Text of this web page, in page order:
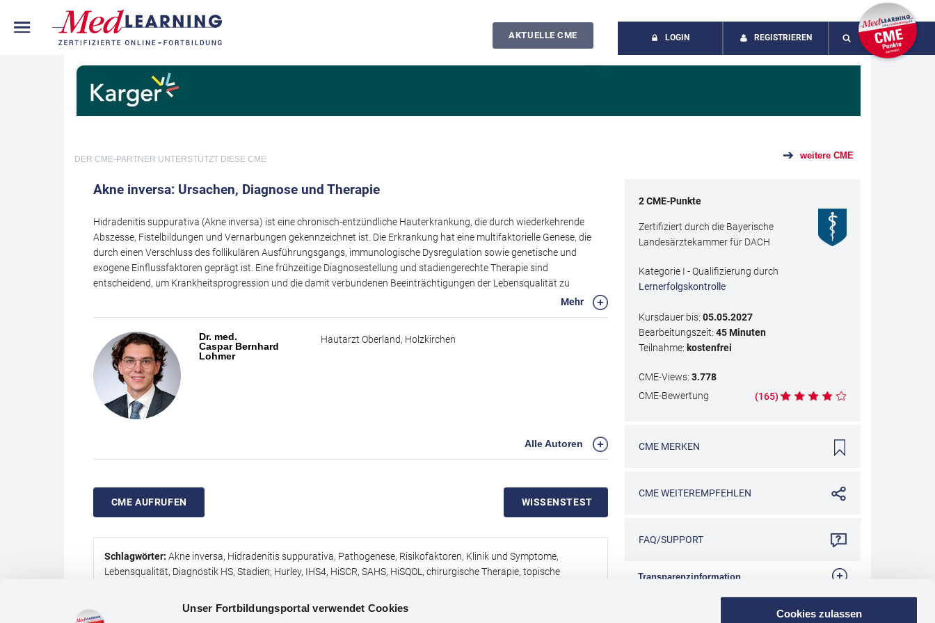
Unser Fortbildungsportal verwendet Cookies Cookies zulassen
AKTUELLE CME LOGIN REGISTRIEREN SUCHE
weitere CME
DER CME-PARTNER UNTERSTÜTZT DIESE CME
Akne inversa: Ursachen, Diagnose und Therapie
Hidradenitis suppurativa (Akne inversa) ist eine chronisch-entzündliche Hauterkrankung, die durch wiederkehrende
Abszesse, Fistelbildungen und Vernarbungen gekennzeichnet ist. Die Erkrankung hat eine multifaktorielle Genese, die
durch einen Verschluss des follikulären Ausführungsgangs, immunologische Dysregulation sowie genetische und
exogene Einflussfaktoren geprägt ist. Eine frühzeitige Diagnosestellung und stadiengerechte Therapie sind
entscheidend, um Krankheitsprogression und die damit verbundenen Beeinträchtigungen der Lebensqualität zu
reduzieren. Die Fortbildung vermittelt einen strukturierten Überblick über Pathogenese, Diagnostik und aktuelleMehr
Dr. med.
Caspar Bernhard
Lohmer
Hautarzt Oberland, Holzkirchen
Alle Autoren
CME AUFRUFEN WISSENSTEST
Schlagwörter: Akne inversa, Hidradenitis suppurativa, Pathogenese, Risikofaktoren, Klinik und Symptome,
Lebensqualität, Diagnostik HS, Stadien, Hurley, IHS4, HiSCR, SAHS, HiSQOL, chirurgische Therapie, topische
2CME-Punkte
Zertifiziert durch die Bayerische
Landesärztekammer für DACH
Kategorie I - Qualifizierung durch
Lernerfolgskontrolle
Kursdauer bis: 05.05.2027
Bearbeitungszeit: 45 Minuten
Teilnahme: kostenfrei
CME-Views: 3.778
CME-Bewertung (165)
CME MERKEN
CMEWEITEREMPFEHLEN
FAQ/SUPPORT
Transparenzinformation
Die Bundesärztekammer fordert auf, mehr
Transparenz bei der Förderung von ärztlichen